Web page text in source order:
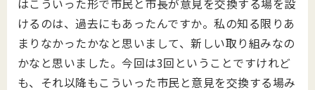
はこういった形で市民と市長が意見を交換する場を設
けるのは、過去にもあったんですか。私の知る限りあ
まりなかったかなと思いまして、新しい取り組みなの
かなと思いました。今回は3回ということですけれど
も、それ以降もこういった市民と意見を交換する場み